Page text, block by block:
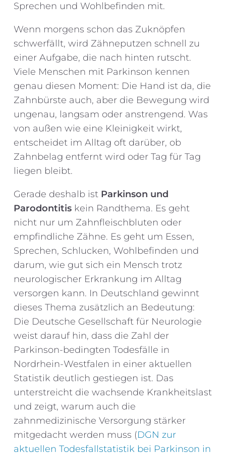
Sprechen und Wohlbefinden mit.
Wenn morgens schon das Zuknöpfen
schwerfällt, wird Zähneputzen schnell zu
einer Aufgabe, die nach hinten rutscht.
Viele Menschen mit Parkinson kennen
genau diesen Moment: Die Hand ist da, die
Zahnbürste auch, aber die Bewegung wird
ungenau, langsam oder anstrengend. Was
von außen wie eine Kleinigkeit wirkt,
entscheidet im Alltag oft darüber, ob
Zahnbelag entfernt wird oder Tag für Tag
liegen bleibt.
Gerade deshalb ist Parkinson und
Parodontitis kein Randthema. Es geht
nicht nur um Zahnfleischbluten oder
empfindliche Zähne. Es geht um Essen,
Sprechen, Schlucken, Wohlbefinden und
darum, wie gut sich ein Mensch trotz
neurologischer Erkrankung im Alltag
versorgen kann. In Deutschland gewinnt
dieses Thema zusätzlich an Bedeutung:
Die Deutsche Gesellschaft für Neurologie
weist darauf hin, dass die Zahl der
Parkinson-bedingten Todesfälle in
Nordrhein-Westfalen in einer aktuellen
Statistik deutlich gestiegen ist. Das
unterstreicht die wachsende Krankheitslast
und zeigt, warum auch die
zahnmedizinische Versorgung stärker
mitgedacht werden muss (DGN zur
aktuellen Todesfallstatistik bei Parkinson in